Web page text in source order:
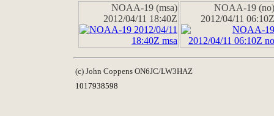
NOAA-19 (msa)
2012/04/11 18:40Z
NOAA-19 (no)
2012/04/11 06:10Z
(c) John Coppens ON6JC/LW3HAZ
1017938598